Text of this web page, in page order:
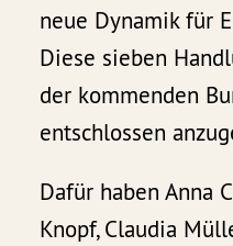
neue Dynamik für
Diese sieben
der kommenden
entschlossen
Dafür haben Anna
Knopf, Claudia